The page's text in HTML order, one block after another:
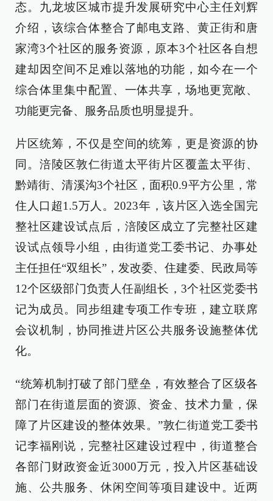
态。九龙坡区城市提升发展研究中心主任刘辉
介绍，该综合体整合了邮电支路、黄正街和唐
家湾3个社区的服务资源，原本3个社区各自想
建却因空间不足难以落地的功能，如今在一个
综合体里集中配置、一体共享，场地更宽敞、
功能更完备、服务品质也明显提升。
片区统筹，不仅是空间的统筹，更是资源的协
同。涪陵区敦仁街道太平街片区覆盖太平街、
黔靖街、清溪沟3个社区，面积0.9平方公里，常
住人口超1.5万人。2023年，该片区入选全国完
整社区建设试点后，涪陵区成立了完整社区建
设试点领导小组，由街道党工委书记、办事处
主任担任“双组长”，发改委、住建委、民政局等
12个区级部门负责人任副组长，3个社区党委书
记为成员。同步组建专项工作专班，建立联席
会议机制，协同推进片区公共服务设施整体优
化。
“统筹机制打破了部门壁垒，有效整合了区级各
部门在街道层面的资源、资金、技术力量，保
障了片区建设的整体效果。”敦仁街道党工委书
记李福刚说，完整社区建设过程中，街道整合
各部门财政资金近3000万元，投入片区基础设
施、公共服务、休闲空间等项目建设中。近两